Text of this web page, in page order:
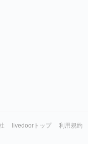
livedoorトップ 利用規約